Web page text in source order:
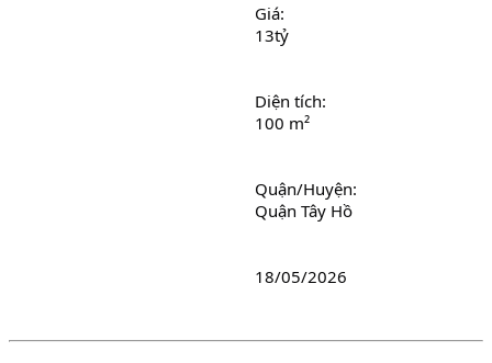
Giá:
13tỷ
Diện tích:
100 m²
Quận/Huyện:
Quận Tây Hồ
18/05/2026